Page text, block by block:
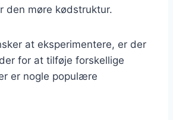
den møre kødstruktur.
at eksperimentere, er der
for at tilføje forskellige
er nogle populære